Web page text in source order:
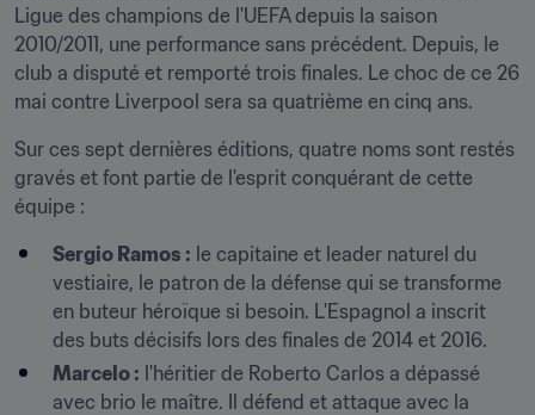
Ligue des champions de l'UEFA depuis la saison
2010/2011, une performance sans précédent. Depuis, le
club a disputé et remporté trois finales. Le choc de ce 26
mai contre Liverpool sera sa quatrième en cinq ans.
Sur ces sept dernières éditions, quatre noms sont restés
gravés et font partie de l'esprit conquérant de cette
équipe :
Sergio Ramos : le capitaine et leader naturel du
vestiaire, le patron de la défense qui se transforme
en buteur héroïque si besoin. L'Espagnol a inscrit
des buts décisifs lors des finales de 2014 et 2016.
Marcelo : l'héritier de Roberto Carlos a dépassé
avec brio le maître. Il défend et attaque avec la